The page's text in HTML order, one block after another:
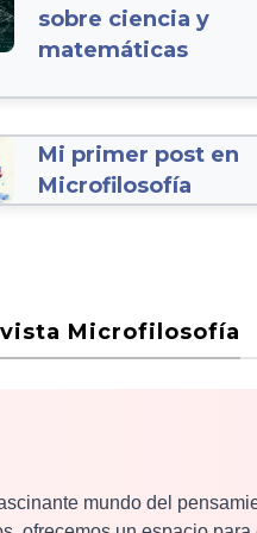
sobre ciencia y
matemáticas
Mi primer post en
Microfilosofía
Microfilosofía
mundo del